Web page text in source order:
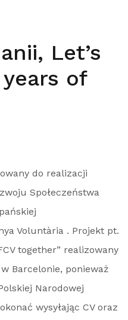
Let’s
of
do realizacji
Społeczeństwa
Voluntària . Projekt pt.
together” realizowany
Barcelonie, ponieważ
Narodowej
wysyłając CV oraz